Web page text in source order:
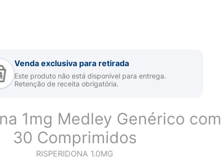
Venda exclusiva para retirada
Este produto não está disponível para entrega.
Retenção de receita obrigatória.
1mg Medley Genérico com
30 Comprimidos
RISPERIDONA 1.0MG